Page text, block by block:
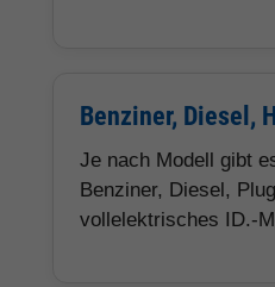
Benziner, Diesel,
Je nach Modell gibt
Benziner, Diesel,
vollelektrisches ID.-